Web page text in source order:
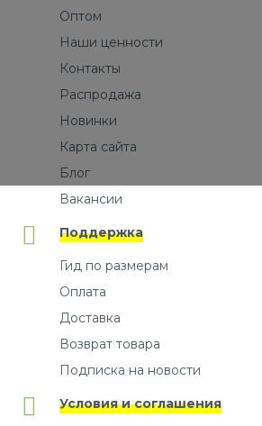
Оптом
Наши ценности
Контакты
Распродажа
Новинки
Карта сайта
Блог
Вакансии
Поддержка
Гид по размерам
Оплата
Доставка
Возврат товара
Подписка на новости
Условия и соглашения